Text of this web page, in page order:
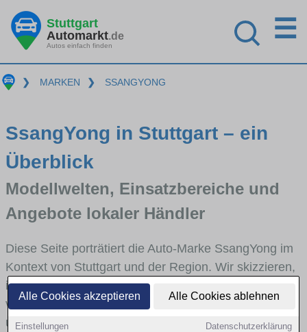
Alle Cookies akzeptieren Alle Cookies ablehnen
Einstellungen Datenschutzerklärung
Stuttgart
Automarkt.de
Autos einfach finden
☰
❯ MARKEN ❯ SSANGYONG
SsangYong in Stuttgart – ein
Überblick
Modellwelten, Einsatzbereiche und
Angebote lokaler Händler
Diese Seite porträtiert die Auto-Marke SsangYong im
Kontext von Stuttgart und der Region. Wir skizzieren,
in welchen Fahrzeugklassen SsangYong stark
vertreten ist, welche Modellreihen häufig im Stadt-
und Umlandverkehr zu sehen sind und für welche